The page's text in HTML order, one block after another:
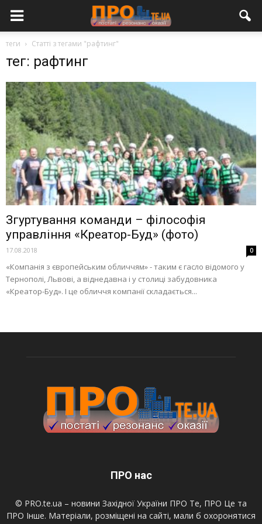
теги Статті з тегами "рафтинг"
тег: рафтинг
Згуртування команди – філософія
управління «Креатор-Буд» (фото)
17.08.2018 0
«Компанія з європейським обличчям» - таким є гасло відомого у
Тернополі, Львові, а віднедавна і у столиці забудовника
«Креатор-Буд». І це обличчя компанії складається...
ПРО нас
© PRO.te.ua – новини Західної України ПРО Те, ПРО Це та
ПРО Інше. Матеріали, розміщені на сайті, мали б охоронятися